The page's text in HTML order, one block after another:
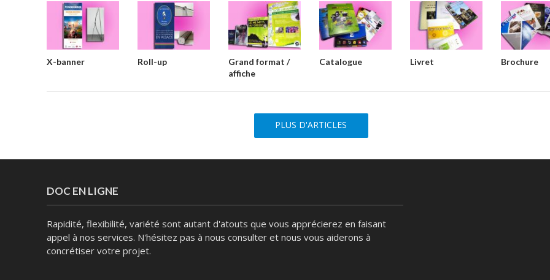
X-banner Roll-up
Grand format /
affiche
Catalogue Livret Brochure
PLUS D'ARTICLES
DOC EN LIGNE
Rapidité, flexibilité, variété sont autant d'atouts que vous apprécierez en faisant
appel à nos services. N'hésitez pas à nous consulter et nous vous aiderons à
concrétiser votre projet.